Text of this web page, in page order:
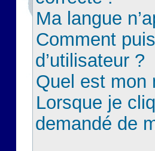
Ma langue
Comment
d’utilisateur ?
Quel est mon
Lorsque je
demandé de